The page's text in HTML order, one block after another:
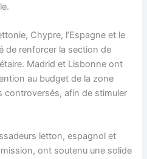
Chypre, l’Espagne et le
de renforcer la section de
Madrid et Lisbonne ont
au budget de la zone
controversés, afin de stimuler
letton, espagnol et
ont soutenu une solide